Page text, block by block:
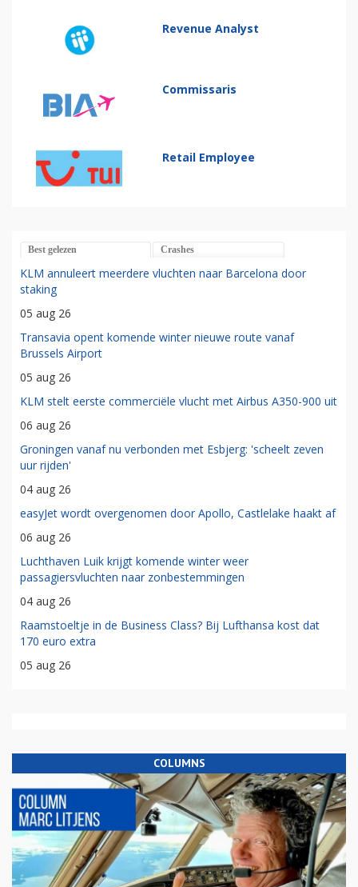
Revenue Analyst
Commissaris
Retail Employee
Best gelezen Crashes
KLM annuleert meerdere vluchten naar Barcelona door
staking
05 aug 26
Transavia opent komende winter nieuwe route vanaf
Brussels Airport
05 aug 26
KLM stelt eerste commerciële vlucht met Airbus A350-900 uit
06 aug 26
Groningen vanaf nu verbonden met Esbjerg: 'scheelt zeven
uur rijden'
04 aug 26
easyJet wordt overgenomen door Apollo, Castlelake haakt af
06 aug 26
Luchthaven Luik krijgt komende winter weer
passagiersvluchten naar zonbestemmingen
04 aug 26
Raamstoeltje in de Business Class? Bij Lufthansa kost dat
170 euro extra
05 aug 26
COLUMNS